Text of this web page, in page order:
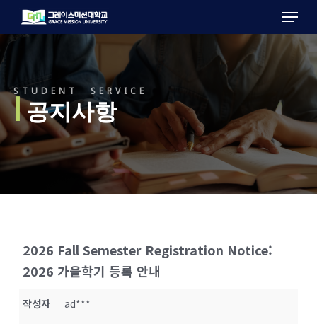
main
content
Menu
STUDENT SERVICE
l공지사항
2026 Fall Semester Registration Notice:
2026 가을학기 등록 안내
작성자
ad***